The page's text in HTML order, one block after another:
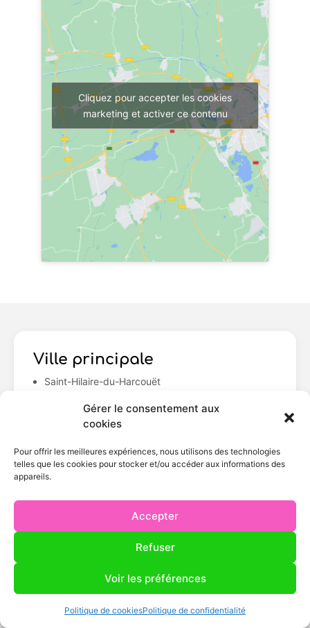
Gérer le consentement aux
cookies
Pour offrir les meilleures expériences, nous utilisons des technologies
telles que les cookies pour stocker et/ou accéder aux informations des
appareils.
Accepter
Refuser
Voir les préférences
Politique de cookiesPolitique de confidentialité
Cliquez pour accepter les cookies
marketing et activer ce contenu
Ville principale
Saint-Hilaire-du-Harcouët
Communes desservies
Avranches